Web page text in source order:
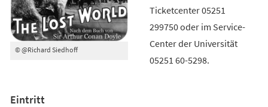
© @Richard Siedhoff
Ticketcenter 05251
299750 oder im Service-
Center der Universität
05251 60-5298.
Eintritt